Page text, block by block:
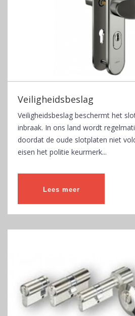
Veiligheidsbeslag
Veiligheidsbeslag beschermt het
inbraak. In ons land wordt
doordat de oude slotplaten niet
eisen het politie keurmerk...
Lees meer